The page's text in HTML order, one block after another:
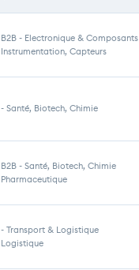
B2B - Electronique & Composants
Instrumentation, Capteurs
- Santé, Biotech, Chimie
B2B - Santé, Biotech, Chimie
Pharmaceutique
- Transport & Logistique
Logistique